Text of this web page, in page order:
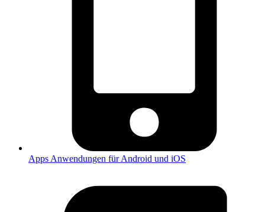
Apps Anwendungen für Android und iOS